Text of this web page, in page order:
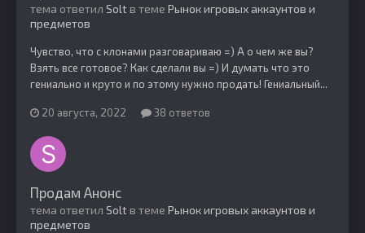
тема ответил Soltв теме Рынок игровых аккаунтов и
предметов
Чувство, что с клонами разговариваю =) А о чем же вы?
Взять все готовое? Как сделали вы =) И думать что это
гениально и круто и по этому нужно продать! Гениальный...
20 августа, 2022 38 ответов
Продам Анонс
тема ответил Soltв теме Рынок игровых аккаунтов и
предметов